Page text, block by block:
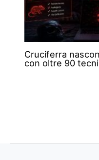
Cruciferra
con oltre 90